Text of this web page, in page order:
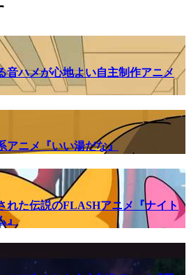
音ハメが心地よい自主制作アニメ
アニメ『いい湯だな』
れた伝説のFLASHアニメ『ナイト
』